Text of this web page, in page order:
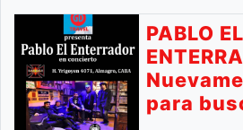
PABLO EL
para